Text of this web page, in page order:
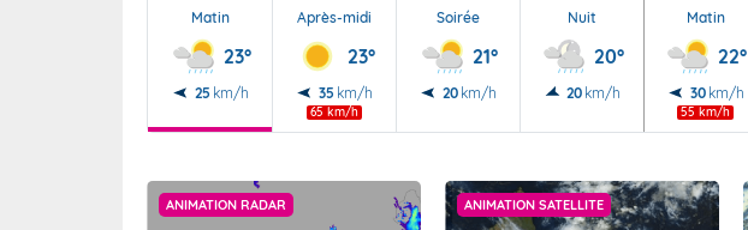
Matin
23°
25 km/h
Après-midi
23°
35 km/h
65 km/h
Soirée
21°
20 km/h
Nuit
20°
20 km/h
Matin
22°
30 km/h
55 km/h
ANIMATION RADAR ANIMATION SATELLITE